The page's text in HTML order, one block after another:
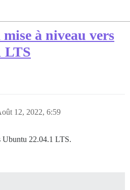
à niveau vers
LTS
12, 2022, 6:59
Ubuntu 22.04.1 LTS.